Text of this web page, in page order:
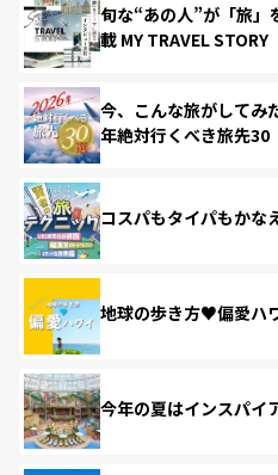
旬な“あの人”が「旅」
載 MY TRAVEL STORY
今、こんな旅がしてみ
年絶対行くべき旅先30
コスパもタイパもかな
地球の歩き方♥偏愛ハ
今年の夏はインスパイ